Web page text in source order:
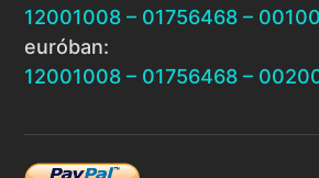
12001008 – 01756468 –
euróban:
12001008 – 01756468 –